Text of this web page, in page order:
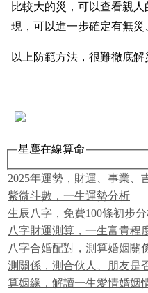
比較大的災，可以查看親人
現，可以進一步確定有無災
以上防範方法，很難徹底
星塵在線算命
2025年運勢，財運、事業、
紫微斗數，一生運勢分析
生辰八字，免費100條初步
八字財運測算，一生富貴程
八字合婚配對，測算婚姻關
測關係，測合伙人、朋友是
算姻緣，解讀一生愛情婚姻